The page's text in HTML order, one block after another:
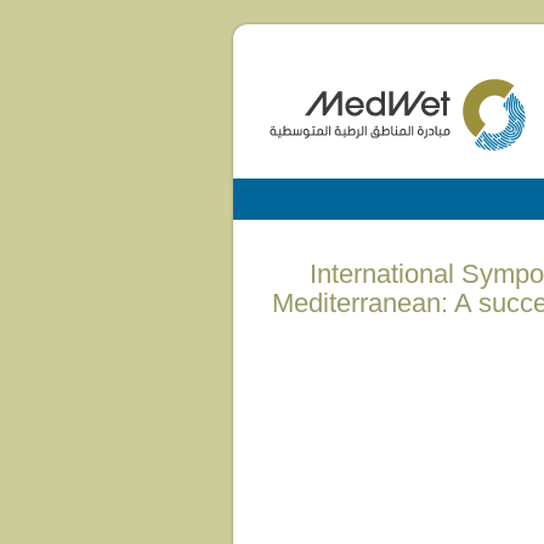
(English) International
Mediterranean: A